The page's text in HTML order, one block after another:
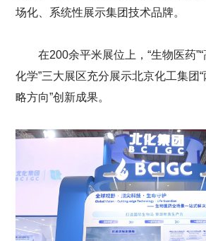
场化、系统性展示集团技术品牌。
在200余平米展位上，“生物医药
化学”三大展区充分展示北京化工集团“
略方向”创新成果。